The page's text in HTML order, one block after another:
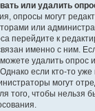
или удалить
опросы могут
или
перейдите к
именно с ним.
удалить опрос
если кто-то уже
могут
того, чтобы нельзя